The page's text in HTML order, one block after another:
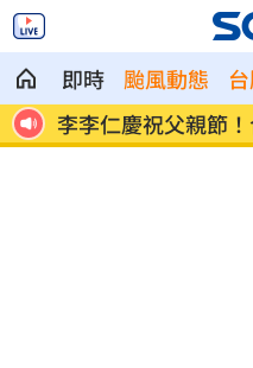
即時 颱風動態
李李仁慶祝父親節
傻